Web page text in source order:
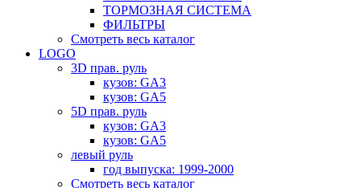
ТОРМОЗНАЯ СИСТЕМА
ФИЛЬТРЫ
Смотреть весь каталог
LOGO
3D прав. руль
кузов: GA3
кузов: GA5
5D прав. руль
кузов: GA3
кузов: GA5
левый руль
год выпуска: 1999-2000
Смотреть весь каталог